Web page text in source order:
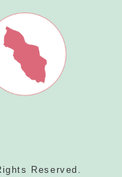
Reserved.